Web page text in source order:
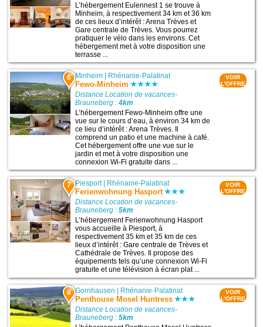
L’hébergement Eulennest 1 se trouve à
Minheim, à respectivement 34 km et 36 km
de ces lieux d’intérêt : Arena Trèves et
Gare centrale de Trèves. Vous pourrez
pratiquer le vélo dans les environs. Cet
hébergement met à votre disposition une
terrasse ...
6 Minheim | Rhénanie-Palatinat
Fewo-Minheim
Distance Location de vacances-
Brauneberg :4km
L’hébergement Fewo-Minheim offre une
vue sur le cours d’eau, à environ 34 km de
ce lieu d’intérêt : Arena Trèves. Il
comprend un patio et une machine à café.
Cet hébergement offre une vue sur le
jardin et met à votre disposition une
connexion Wi-Fi gratuite dans ...
VOIR
L'OFFRE
7 Piesport| Rhénanie-Palatinat
Ferienwohnung Hasport
Distance Location de vacances-
Brauneberg :5km
L’hébergement Ferienwohnung Hasport
vous accueille à Piesport, à
respectivement 35 km et 35 km de ces
lieux d’intérêt : Gare centrale de Trèves et
Cathédrale de Trèves. Il propose des
équipements tels qu’une connexion Wi-Fi
gratuite et une télévision à écran plat ...
VOIR
L'OFFRE
8 Gornhausen Rhénanie-Palatinat
Penthouse Mosel Huntress
Distance Location de vacances-
Brauneberg :5km
VOIR
L'OFFRE